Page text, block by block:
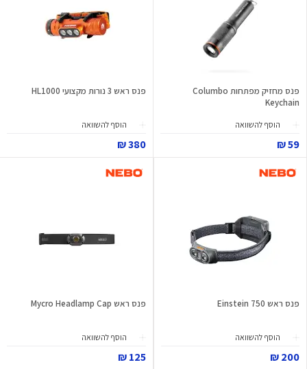
פנס מחזיק מפתחות Columbo
Keychain
הוסף להשוואה
59 ₪
פנס ראש 3 נורות מקצועי HL1000
הוסף להשוואה
380 ₪
פנס ראש Einstein 750
הוסף להשוואה
200 ₪
פנס ראש Mycro Headlamp Cap
הוסף להשוואה
125 ₪